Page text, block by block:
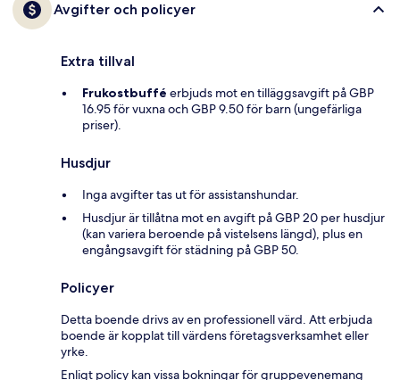
Avgifter och policyer
Extra tillval
Frukostbuffé erbjuds mot en tilläggsavgift på GBP
16.95 för vuxna och GBP 9.50 för barn (ungefärliga
priser).
Husdjur
Inga avgifter tas ut för assistanshundar.
Husdjur är tillåtna mot en avgift på GBP 20 per husdjur
(kan variera beroende på vistelsens längd), plus en
engångsavgift för städning på GBP 50.
Policyer
Detta boende drivs av en professionell värd. Att erbjuda
boende är kopplat till värdens företagsverksamhet eller
yrke.
Enligt policy kan vissa bokningar för gruppevenemang